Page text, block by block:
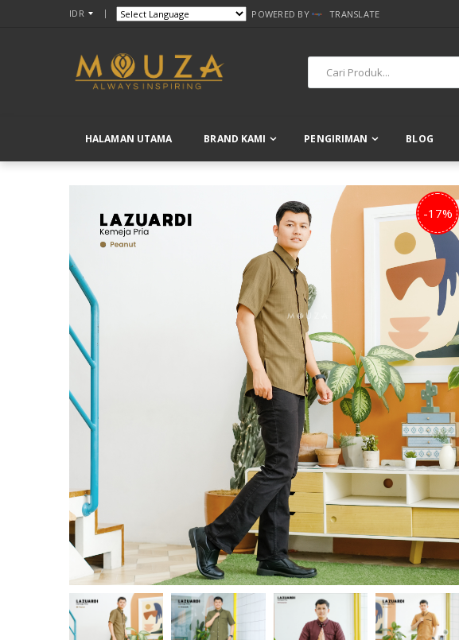
IDR POWERED BY TRANSLATE
HALAMAN UTAMA BRAND KAMI PENGIRIMAN BLOG
-17%